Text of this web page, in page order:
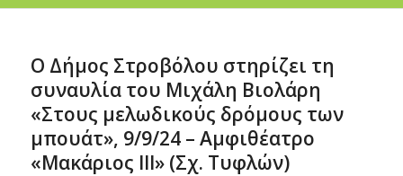
Ο Δήμος Στροβόλου στηρίζει τη
συναυλία του Μιχάλη Βιολάρη
«Στους μελωδικούς δρόμους των
μπουάτ», 9/9/24 – Αμφιθέατρο
«Μακάριος ΙΙΙ» (Σχ. Τυφλών)